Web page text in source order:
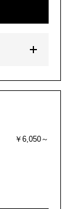
￥6,050～